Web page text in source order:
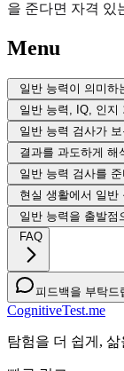
을 준다면 자격 있
Menu
일반 능력이 의미하
일반 능력, IQ, 인지
일반 능력 검사가
결과를 과도하게 해
일반 능력 검사를
현실 생활에서 일반
일반 능력을 출발점
FAQ
피드백을 부탁드
CognitiveTest.me
탐험을 더 쉽게,